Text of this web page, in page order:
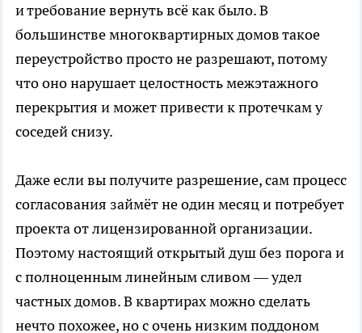
и требование вернуть всё как было. В
большинстве многоквартирных домов такое
переустройство просто не разрешают, потому
что оно нарушает целостность межэтажного
перекрытия и может привести к протечкам у
соседей снизу.
Даже если вы получите разрешение, сам процесс
согласования займёт не один месяц и потребует
проекта от лицензированной организации.
Поэтому настоящий открытый душ без порога и
с полноценным линейным сливом — удел
частных домов. В квартирах можно сделать
нечто похожее, но с очень низким поддоном